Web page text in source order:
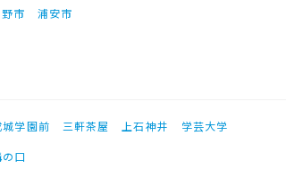
市 浦安市
城学園前 三軒茶屋 上石神井
学芸大学
口